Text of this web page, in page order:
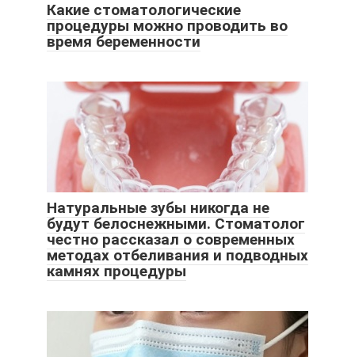
Какие стоматологические
процедуры можно проводить во
время беременности
Натуральные зубы никогда не
будут белоснежными. Стоматолог
честно рассказал о современных
методах отбеливания и подводных
камнях процедуры